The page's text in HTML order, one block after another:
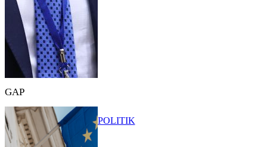
GAP
POLITIK